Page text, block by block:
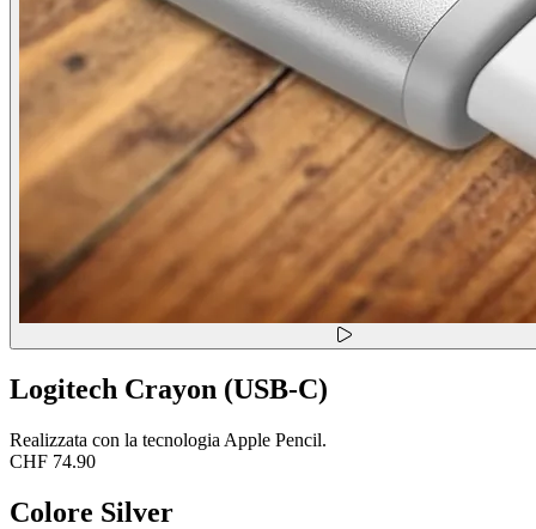
Logitech Crayon (USB-C)
Realizzata con la tecnologia Apple Pencil.
CHF 74.90
Colore Silver